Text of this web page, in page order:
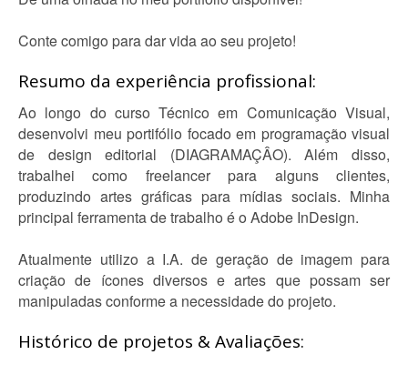
Conte comigo para dar vida ao seu projeto!
Resumo da experiência profissional:
Ao longo do curso Técnico em Comunicação Visual,
desenvolvi meu portifólio focado em programação visual
de design editorial (DIAGRAMAÇÂO). Além disso,
trabalhei como freelancer para alguns clientes,
produzindo artes gráficas para mídias sociais. Minha
principal ferramenta de trabalho é o Adobe InDesign.
Atualmente utilizo a I.A. de geração de imagem para
criação de ícones diversos e artes que possam ser
manipuladas conforme a necessidade do projeto.
Histórico de projetos & Avaliações: